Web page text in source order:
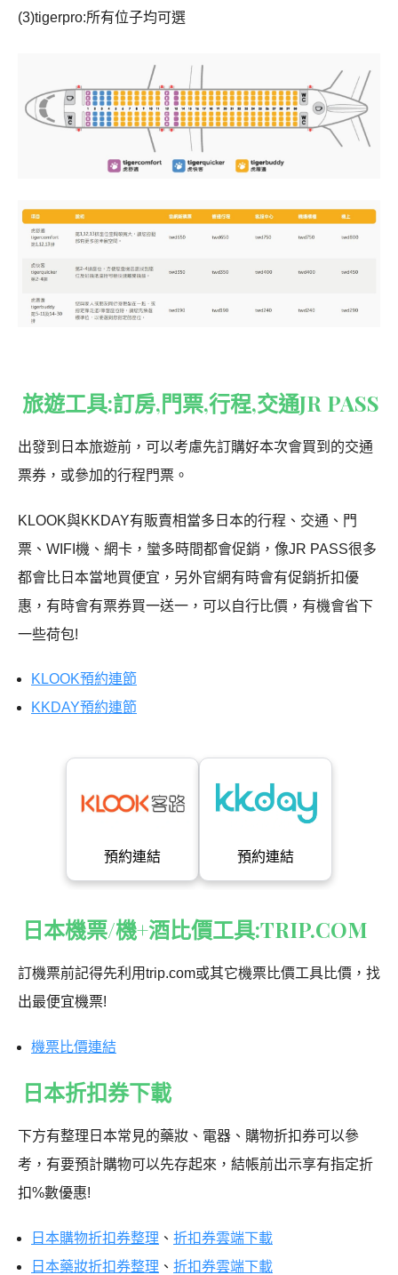
(3)tigerpro:所有位子均可選
旅遊工具:訂房,門票,行程,交通JR PASS
出發到日本旅遊前，可以考慮先訂購好本次會買到的交通
票券，或參加的行程門票。
KLOOK與KKDAY有販賣相當多日本的行程、交通、門
票、WIFI機、網卡，蠻多時間都會促銷，像JR PASS很多
都會比日本當地買便宜，另外官網有時會有促銷折扣優
惠，有時會有票券買一送一，可以自行比價，有機會省下
一些荷包!
KLOOK預約連節
KKDAY預約連節
預約連結 預約連結
日本機票/機+酒比價工具:TRIP.COM
訂機票前記得先利用trip.com或其它機票比價工具比價，找
出最便宜機票!
機票比價連結
日本折扣券下載
下方有整理日本常見的藥妝 、電器、購物折扣券可以參
考，有要預計購物可以先存起來，結帳前出示享有指定折
扣%數優惠!
日本購物折扣券整理 、 折扣券雲端下載
日本藥妝折扣券整理 、 折扣券雲端下載